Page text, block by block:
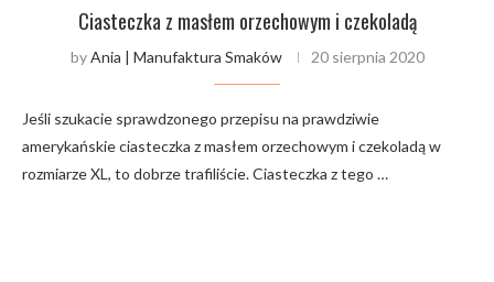
Ciasteczka z masłem orzechowym i czekoladą
byAnia | Manufaktura Smaków 20 sierpnia 2020
Jeśli szukacie sprawdzonego przepisu na prawdziwie
amerykańskie ciasteczka z masłem orzechowym i czekoladą w
rozmiarze XL, to dobrze trafiliście. Ciasteczka z tego …